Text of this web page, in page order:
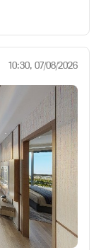
10:30, 07/08/2026